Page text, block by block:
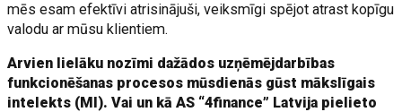
mēs esam efektīvi atrisinājuši, veiksmīgi spējot atrast kopīgu
valodu ar mūsu klientiem.
Arvien lielāku nozīmi dažādos uzņēmējdarbības
funkcionēšanas procesos mūsdienās gūst mākslīgais
intelekts (MI). Vai un kā AS “4finance” Latvija pielieto